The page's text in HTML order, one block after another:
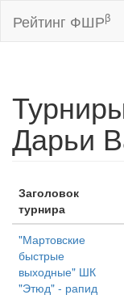
Рейтинг ФШРβ
Дарьи
Заголовок
турнира
"Мартовские
быстрые
выходные" ШК
"Этюд" - рапид